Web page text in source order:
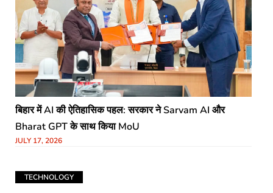
बिहार में AI की ऐतिहासिक पहल: सरकार ने Sarvam AI और
Bharat GPT के साथ किया MoU
JULY 17, 2026
TECHNOLOGY